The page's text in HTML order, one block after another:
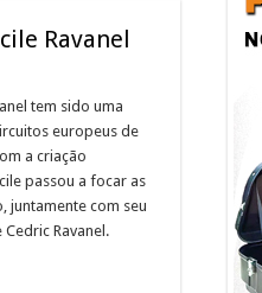
Ravanel
tem sido uma
europeus de
a criação
passou a focar as
juntamente com seu
Ravanel.